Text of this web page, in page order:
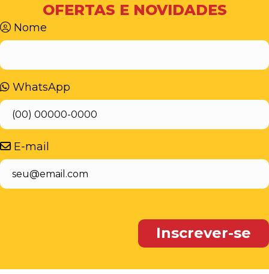
OFERTAS E NOVIDADES
Nome
WhatsApp
E-mail